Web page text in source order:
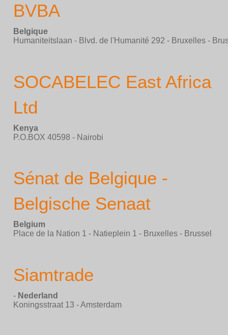
BVBA
Belgique
Humaniteitslaan - Blvd. de l'Humanité 292 - Bruxelles -
SOCABELEC East Africa
Ltd
Kenya
P.O.BOX 40598 - Nairobi
Sénat de Belgique -
Belgische Senaat
Belgium
Place de la Nation 1 - Natieplein 1 - Bruxelles - Brussel
Siamtrade
- Nederland
Koningsstraat 13 - Amsterdam